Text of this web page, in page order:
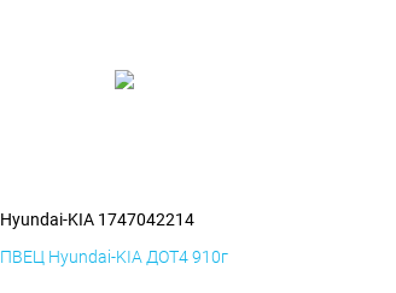
Hyundai-KIA 1747042214
ПВЕЦ Hyundai-KIA ДОТ4 910г